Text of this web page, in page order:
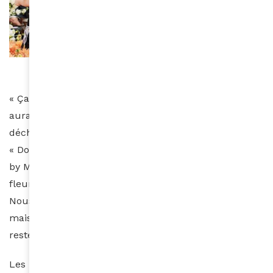
« Ça m’a brisé le cœur de voir toutes ces fleurs qui
auraient pu apporter de la joie être envoyées à la
décharge ! » a-t-elle confié à The South African.
« Donc j’ai réuni mon ami fleuriste Marcel de Design
by Marcel et nous avons récupéré un camion plein de
fleurs de la part d’Adene (une ferme horticole) !
Nous avons déposé quelques sceaux de fleurs à la
maison de retraite locale et nous avons utilisé le
reste pour fleurir notre petite ville pendant la nuit ».
Les résidents ont pu sortir admirer les fleurs